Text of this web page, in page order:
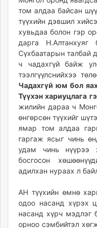
том алдаа байсан
түүхийн дэвшил
хувьдаа болон гэр
дарга
Сүхбаатарын талбай
ч чадахгүй байж
тээлгүүлснийхээ
Чадахгүй юм бол
Түүхэн хариуцлага
жилийн дараа ч
өнгөрсөн түүхийг
ямар том алдаа
гаргаж ясыг чинь
удам чинь нүүрээ
босгосон
адилхан нураах л
АН түүхийн өмнө
одоо насанд хүрэх
насанд хүрч мэдлэг
орноо сэмбийтэл